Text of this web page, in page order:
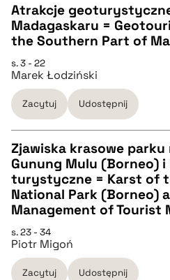
Atrakcje
Madagaskaru =
the Southern Part of
s. 3 - 22
Marek Łodziński
Zacytuj Udostępnij
CZYSTY TEKST
pobierz cytat
BIBTEX
Zjawiska krasowe
Gunung Mulu (Borneo)
turystyczne = Karst of
National Park (Borneo)
Management of Tourist
s. 23 - 34
Piotr Migoń
Zacytuj Udostępnij